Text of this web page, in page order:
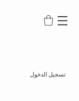
تسجيل الدخول